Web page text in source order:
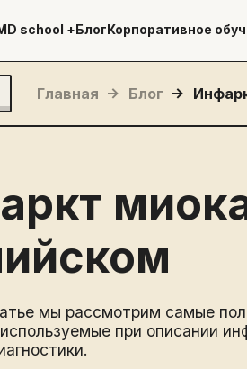
school +БлогКорпоративное
Главная Блог
мы рассмотрим самые
при описании